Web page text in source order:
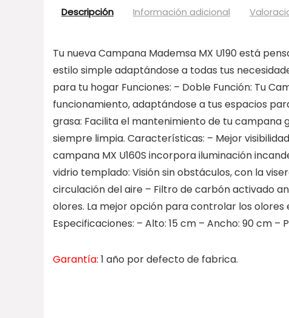
Descripción Información adicional
Tu nueva Campana Mademsa MX U190 está
estilo simple adaptándose a todas tus
para tu hogar Funciones: – Doble Función: Tu
funcionamiento, adaptándose a tus espacios
grasa: Facilita el mantenimiento de tu
siempre limpia. Características: – Mejor
campana MX U160S incorpora iluminación
vidrio templado: Visión sin obstáculos, con la
circulación del aire – Filtro de carbón activado
olores. La mejor opción para controlar los
Especificaciones: – Alto: 15 cm – Ancho: 90 cm –
Garantía: 1 año por defecto de fabrica.